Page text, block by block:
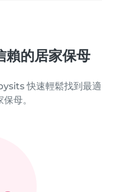
賴的居家保母
快速輕鬆找到最適
母。